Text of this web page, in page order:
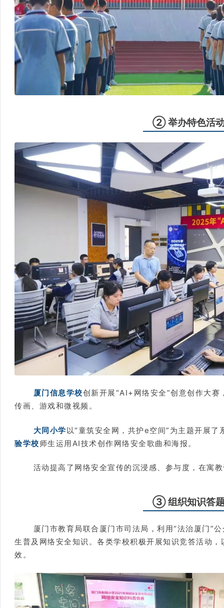
② 举办特色活
厦门信息学校创新开展“AI+网络安全”创意创作大
传画、游戏和微视频。
大同小学以“童筑安全网，共护e空间”为主题开展了
验学校师生运用AI技术创作网络安全歌曲和海报。
活动提高了网络安全宣传的沉浸感、参与度，在寓
③ 组织知识答
厦门市教育局联合厦门市司法局，利用“法治厦门”
生普及网络安全知识。各类学校积极开展知识竞答活动
效。